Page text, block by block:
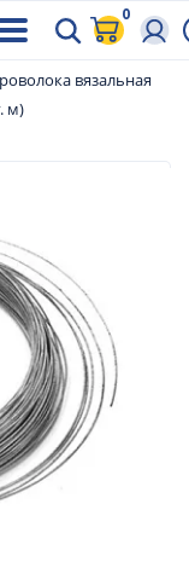
0
вязальная
м)